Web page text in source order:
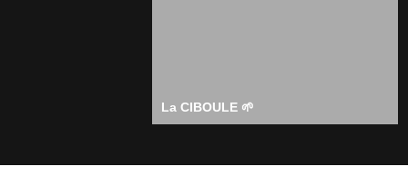
La CIBOULE 🌱